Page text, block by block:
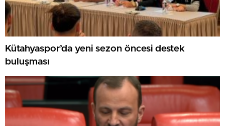
Kütahyaspor’da yeni sezon öncesi destek
buluşması